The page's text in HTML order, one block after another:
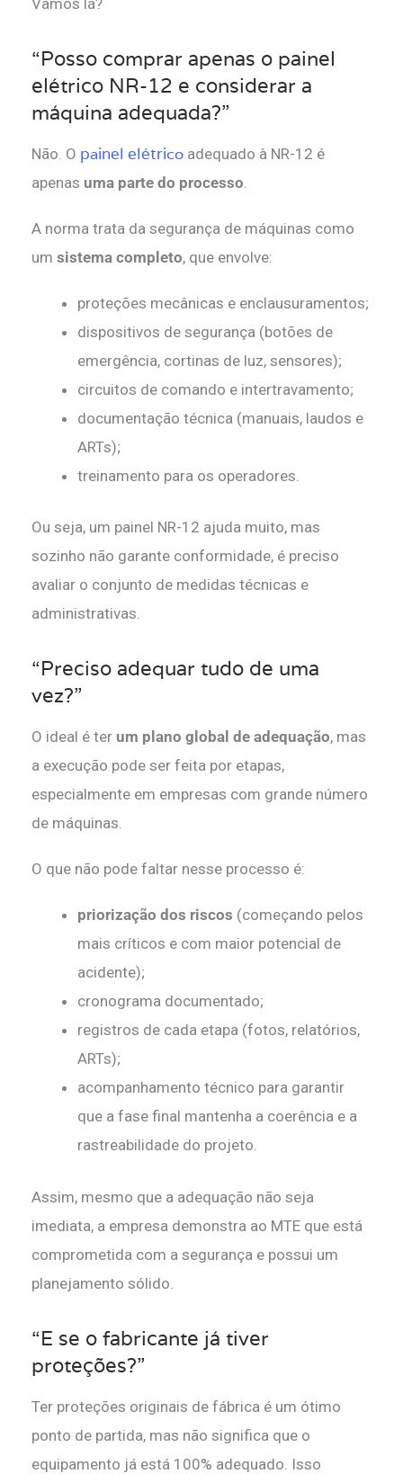
“Posso comprar apenas o painel
elétrico NR-12 e considerar a
máquina adequada?”
Não. O painel elétrico adequado à NR-12 é
apenas uma parte do processo
A norma trata da segurança de máquinas como
um sistema completo, que envolve:
proteções mecânicas e enclausuramentos;
dispositivos de segurança (botões de
emergência, cortinas de luz, sensores);
circuitos de comando e intertravamento;
documentação técnica (manuais, laudos e
ARTs);
treinamento para os operadores.
Ou seja, um painel NR-12 ajuda muito, mas
sozinho não garante conformidade, é preciso
avaliar o conjunto de medidas técnicas e
administrativas.
“Preciso adequar tudo de uma
vez?”
O ideal é ter um plano global de adequação, mas
a execução pode ser feita por etapas,
especialmente em empresas com grande número
de máquinas.
O que não pode faltar nesse processo é:
priorização dos riscos (começando pelos
mais críticos e com maior potencial de
acidente);
cronograma documentado;
registros de cada etapa (fotos, relatórios,
ARTs);
acompanhamento técnico para garantir
que a fase final mantenha a coerência e a
rastreabilidade do projeto.
Assim, mesmo que a adequação não seja
imediata, a empresa demonstra ao MTE que está
comprometida com a segurança e possui um
planejamento sólido.
“E se o fabricante já tiver
proteções?”
Ter proteções originais de fábrica é um ótimo
ponto de partida, mas não significa que o
equipamento já está 100% adequado. Isso